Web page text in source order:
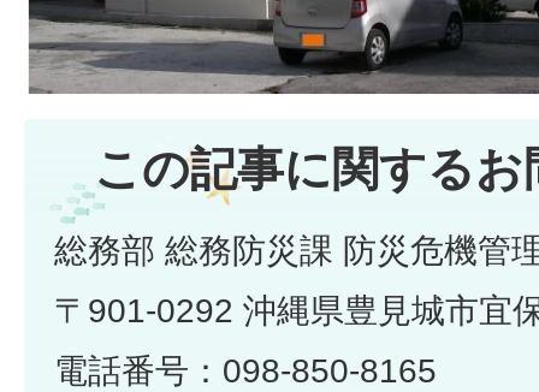
この記事に関する
総務部 総務防災課 防災危機管
〒901-0292 沖縄県豊見城市宜
電話番号：098-850-8165